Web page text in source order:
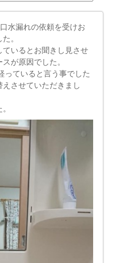
水漏れの依頼を受けお
。
いるとお聞きし見させ
が原因でした。
っていると言う事でした
させていただきまし